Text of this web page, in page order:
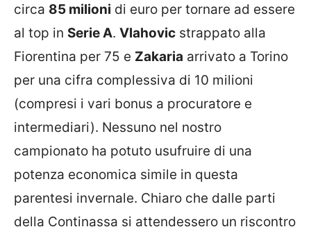
circa 85 milioni di euro per tornare ad essere
al top in Serie A. Vlahovic strappato alla
Fiorentina per 75 e Zakaria arrivato a Torino
per una cifra complessiva di 10 milioni
(compresi i vari bonus a procuratore e
intermediari). Nessuno nel nostro
campionato ha potuto usufruire di una
potenza economica simile in questa
parentesi invernale. Chiaro che dalle parti
della Continassa si attendessero un riscontro